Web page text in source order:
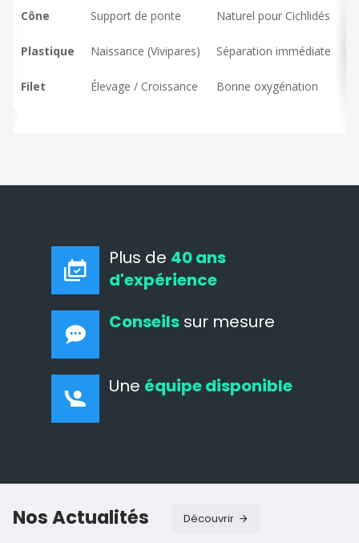
Cône Support de ponte Naturel pour Cichlidés
Plastique Naissance (Vivipares) Séparation immédiate
Filet Élevage / Croissance Bonne oxygénation
Plus de 40 ans
d'expérience
Conseils sur mesure
Une équipe disponible
Nos Actualités Découvrir